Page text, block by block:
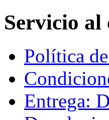
Servicio al
Política
Entrega: